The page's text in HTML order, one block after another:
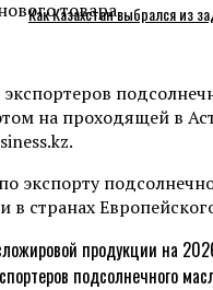
Как Казахстан выбрался из
на проходящей в
экспорту
странах
продукции
подсолнечного